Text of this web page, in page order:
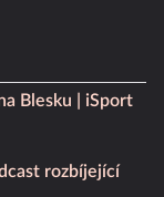
Blesku
iSport
rozbíjející